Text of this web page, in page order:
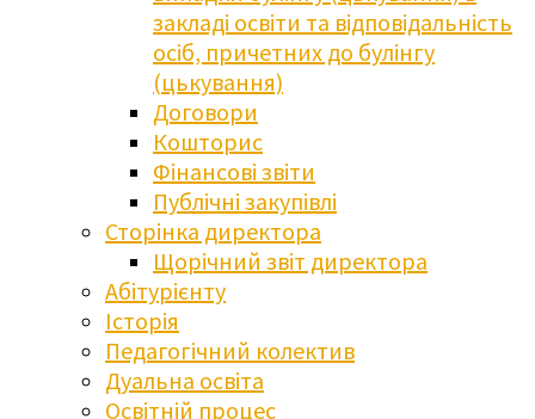
закладі освіти та відповідальність
осіб, причетних до булінгу
(цькування)
Договори
Кошторис
Фінансові звіти
Публічні закупівлі
Сторінка директора
Щорічний звіт директора
Абітурієнту
Історія
Педагогічний колектив
Дуальна освіта
Освітній процес